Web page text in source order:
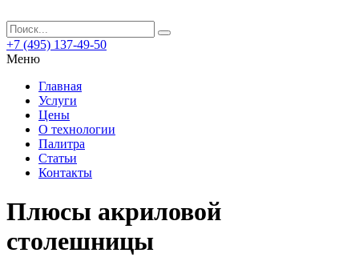
+7 (495) 137-49-50
Меню
Главная
Услуги
Цены
О технологии
Палитра
Статьи
Контакты
Плюсы акриловой
столешницы